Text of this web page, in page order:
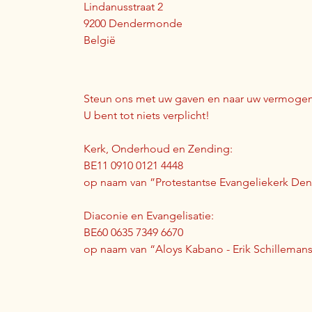
Lindanusstraat 2
9200 Dendermonde
België
Steun ons met uw gaven en naar uw
U bent tot niets verplicht!
Kerk, Onderhoud en Zending:
BE11 0910 0121 4448
op naam van ”Protestantse Evangeliekerk
Diaconie en Evangelisatie:
BE60 0635 7349 6670
op naam van “Aloys Kabano - Erik